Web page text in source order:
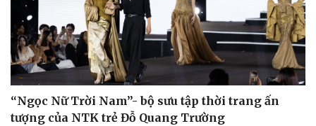
“Ngọc Nữ Trời Nam”- bộ sưu tập thời trang ấn
tượng của NTK trẻ Đỗ Quang Trường